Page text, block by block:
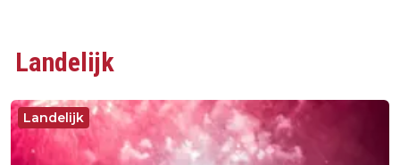
Landelijk
Landelijk